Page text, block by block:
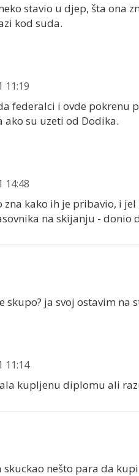
stavio u djep, šta ona
kod suda.
11:19
federalci i ovde pokrenu
ako su uzeti od Dodika.
14:48
zna kako ih je pribavio, i
na skijanju - donio
skupo? ja svoj ostavim na
11:14
kupljenu diplomu ali
nešto para da kupi